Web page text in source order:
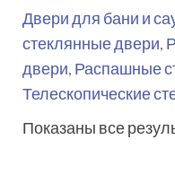
Двери для бани и
стеклянные двери,
двери, Распашные
Телескопические
Показаны все